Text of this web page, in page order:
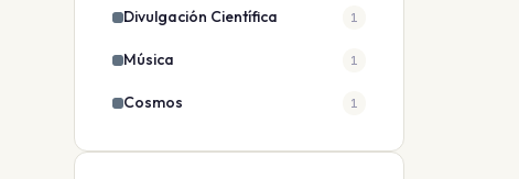
Divulgación Científica 1
Música 1
Cosmos 1